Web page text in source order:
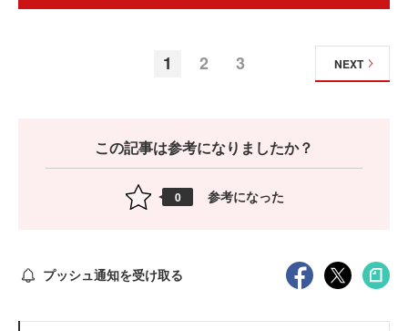
1 2 3 NEXT
この記事は参考になりましたか？
0 参考になった
プッシュ通知を受け取る